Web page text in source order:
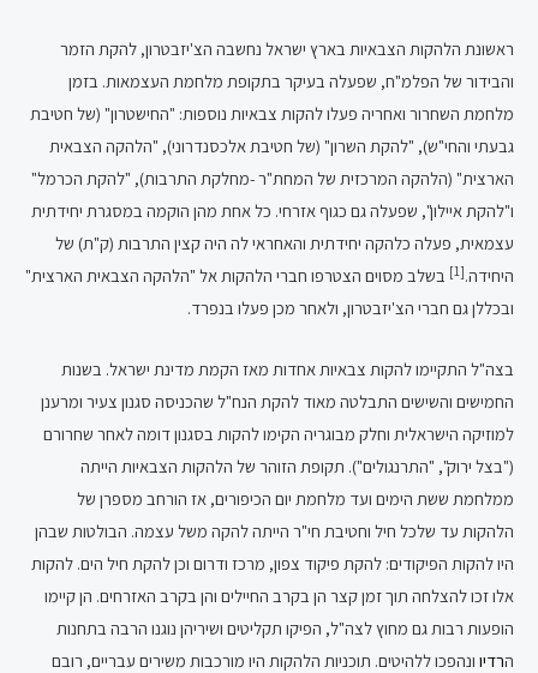
ראשונת הלהקות הצבאיות בארץ ישראל נחשבה הצ'יזבטרון, להקת הזמר
והבידור של הפלמ"ח, שפעלה בעיקר בתקופת מלחמת העצמאות. בזמן
מלחמת השחרור ואחריה פעלו להקות צבאיות נוספות: "החישטרון" (של חטיבת
גבעתי והחי"ש), "להקת השרון" (של חטיבת אלכסנדרוני), "הלהקה הצבאית
הארצית" (הלהקה המרכזית של המחת"ר -מחלקת התרבות), "להקת הכרמל"
ו"להקת איילון", שפעלה גם כגוף אזרחי. כל אחת מהן הוקמה במסגרת יחידתית
עצמאית, פעלה כלהקה יחידתית והאחראי לה היה קצין התרבות (ק"ת) של
היחידה.[1]
בשלב מסוים הצטרפו חברי הלהקות אל "הלהקה הצבאית הארצית"
ובכללן גם חברי הצ'יזבטרון, ולאחר מכן פעלו בנפרד.
בצה"ל התקיימו להקות צבאיות אחדות מאז הקמת מדינת ישראל. בשנות
החמישים והשישים התבלטה מאוד להקת הנח"ל שהכניסה סגנון צעיר ומרענן
למוזיקה הישראלית וחלק מבוגריה הקימו להקות בסגנון דומה לאחר שחרורם
("בצל ירוק", "התרנגולים"). תקופת הזוהר של הלהקות הצבאיות הייתה
ממלחמת ששת הימים ועד מלחמת יום הכיפורים, אז הורחב מספרן של
הלהקות עד שלכל חיל וחטיבת חי"ר הייתה להקה משל עצמה. הבולטות שבהן
היו להקות הפיקודים: להקת פיקוד צפון, מרכז ודרום וכן להקת חיל הים. להקות
אלו זכו להצלחה תוך זמן קצר הן בקרב החיילים והן בקרב האזרחים. הן קיימו
הופעות רבות גם מחוץ לצה"ל, הפיקו תקליטים ושיריהן נוגנו הרבה בתחנות
הרדיו ונהפכו ללהיטים. תוכניות הלהקות היו מורכבות משירים עבריים, רובם